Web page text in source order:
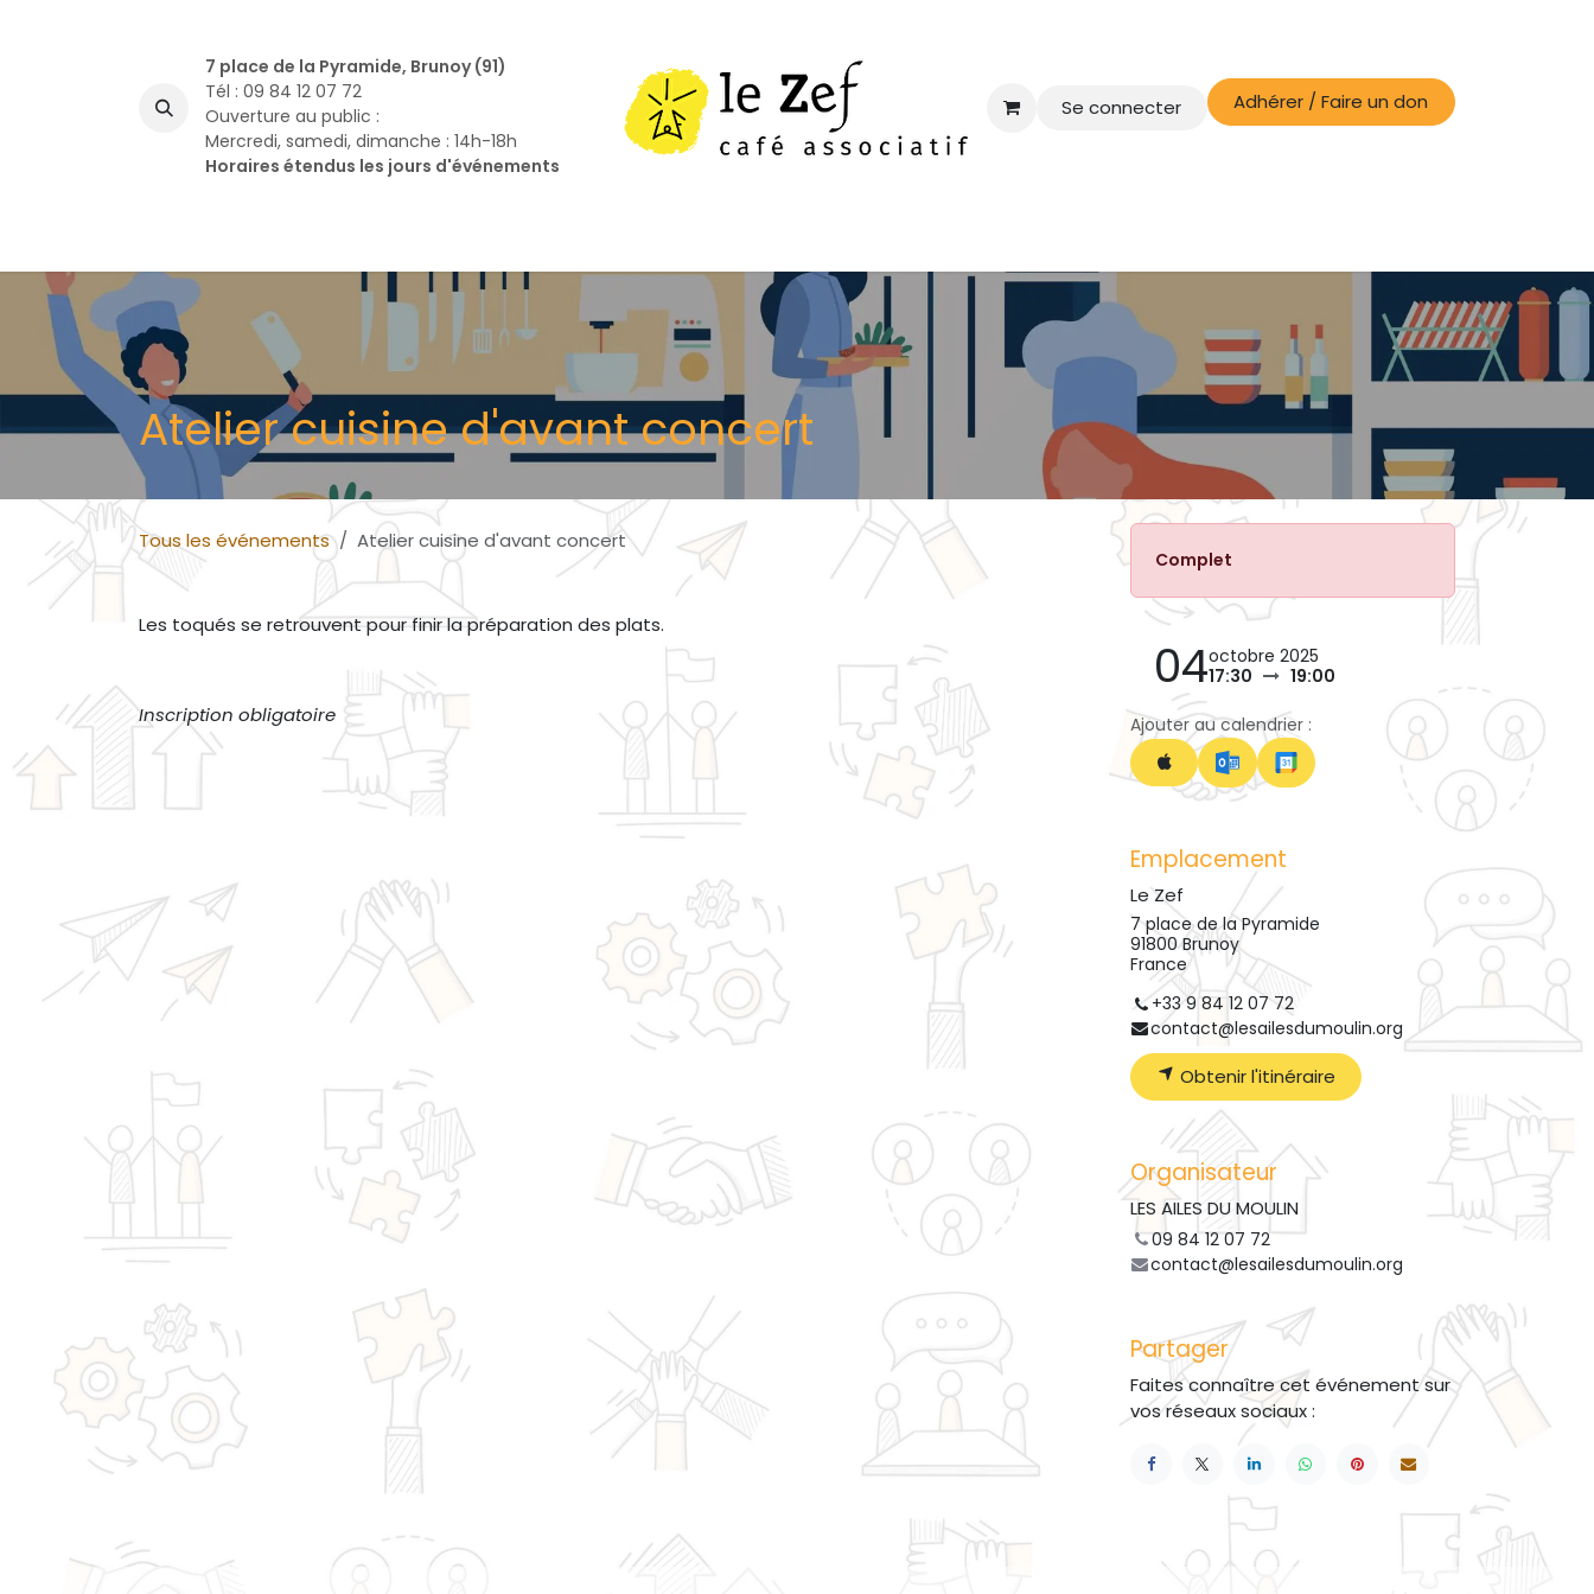
7 place de la Pyramide, Brunoy (91)
Tél : 09 84 12 07 72
Ouverture au public :
Mercredi, samedi, dimanche : 14h-18h
Horaires étendus les jours d'événements
Se connecter Adhérer / Faire un don
Atelier cuisine d'avant concert
Tous les événements Atelier cuisine d'avant concert
Les toqués se retrouvent pour finir la préparation des plats.
Inscription obligatoire
Complet
04octobre 2025
17:30
19:00
Ajouter au calendrier :
Emplacement
Le Zef
7 place de la Pyramide
91800 Brunoy
France
+33 9 84 12 07 72
contact@lesailesdumoulin.org
Obtenir l'itinéraire
Organisateur
LES AILES DU MOULIN
09 84 12 07 72
contact@lesailesdumoulin.org
Partager
Faites connaître cet événement sur
vos réseaux sociaux :